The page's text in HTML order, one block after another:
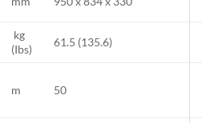
kg
(Ibs)
61.5 (135.6)
m 50